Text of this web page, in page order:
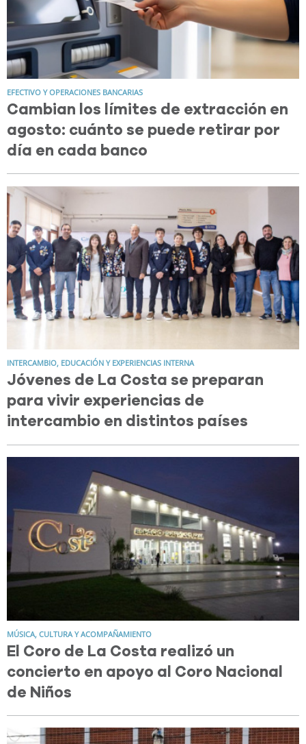
EFECTIVO Y OPERACIONES BANCARIAS
Cambian los límites de extracción en
agosto: cuánto se puede retirar por
día en cada banco
INTERCAMBIO, EDUCACIÓN Y EXPERIENCIAS INTERNA
Jóvenes de La Costa se preparan
para vivir experiencias de
intercambio en distintos países
MÚSICA, CULTURA Y ACOMPAÑAMIENTO
El Coro de La Costa realizó un
concierto en apoyo al Coro Nacional
de Niños